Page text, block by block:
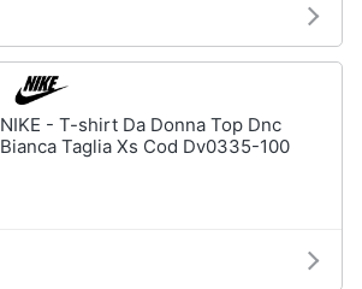
NIKE - T-shirt Da Donna Top Dnc
Bianca Taglia Xs Cod Dv0335-100